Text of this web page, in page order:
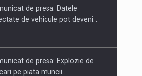
ROMANIAN CORPORATE
de presa: Datele
de vehicule pot deveni…
de presa: Explozie de
pe piata muncii…